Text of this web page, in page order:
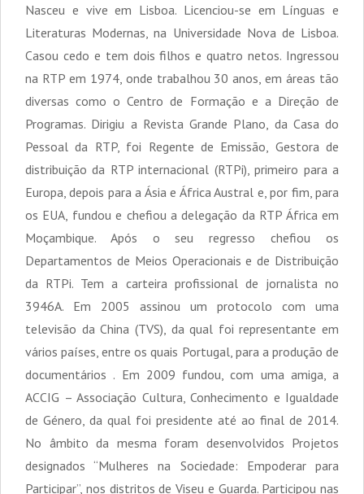
Nasceu e vive em Lisboa. Licenciou-se em Línguas e
Literaturas Modernas, na Universidade Nova de Lisboa.
Casou cedo e tem dois filhos e quatro netos. Ingressou
na RTP em 1974, onde trabalhou 30 anos, em áreas tão
diversas como o Centro de Formação e a Direção de
Programas. Dirigiu a Revista Grande Plano, da Casa do
Pessoal da RTP, foi Regente de Emissão, Gestora de
distribuição da RTP internacional (RTPi), primeiro para a
Europa, depois para a Ásia e África Austral e, por fim, para
os EUA, fundou e chefiou a delegação da RTP África em
Moçambique. Após o seu regresso chefiou os
Departamentos de Meios Operacionais e de Distribuição
da RTPi. Tem a carteira profissional de jornalista no
3946A. Em 2005 assinou um protocolo com uma
televisão da China (TVS), da qual foi representante em
vários países, entre os quais Portugal, para a produção de
documentários . Em 2009 fundou, com uma amiga, a
ACCIG – Associação Cultura, Conhecimento e Igualdade
de Género, da qual foi presidente até ao final de 2014.
No âmbito da mesma foram desenvolvidos Projetos
designados “Mulheres na Sociedade: Empoderar para
Participar”, nos distritos de Viseu e Guarda. Participou nas